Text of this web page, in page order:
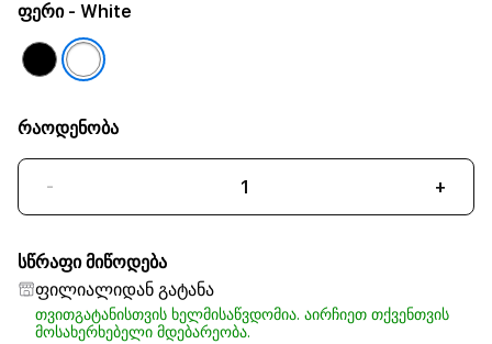
ფერი- White
რაოდენობა
- +
სწრაფი მიწოდება
ფილიალიდან გატანა
თვითგატანისთვის ხელმისაწვდომია. აირჩიეთ თქვენთვის
მოსახერხებელი მდებარეობა.